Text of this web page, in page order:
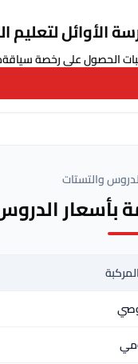
الأوائل لتعليم
الحصول على رخصة سياقة
والتستات
بأسعار